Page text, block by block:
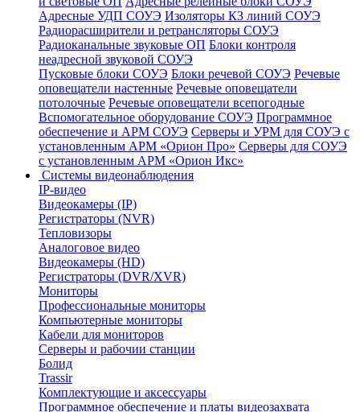
Адресные УДП СОУЭ Изоляторы КЗ линий СОУЭ
Радиорасширители и ретрансляторы СОУЭ
Радиоканальные звуковые ОП Блоки контроля
неадресной звуковой СОУЭ
Пусковые блоки СОУЭ Блоки речевой СОУЭ Речевые
оповещатели настенные Речевые оповещатели
потолочные Речевые оповещатели всепогодные
Вспомогательное оборудование СОУЭ Программное
обеспечение и АРМ СОУЭ Серверы и УРМ для СОУЭ с
установленным АРМ «Орион Про» Серверы для СОУЭ
с установленным АРМ «Орион Икс»
Системы видеонаблюдения
IP-видео
Видеокамеры (IP)
Регистраторы (NVR)
Тепловизоры
Аналоговое видео
Видеокамеры (HD)
Регистраторы (DVR/XVR)
Мониторы
Профессиональные мониторы
Компьютерные мониторы
Кабели для мониторов
Серверы и рабочии станции
Болид
Trassir
Комплектующие и аксессуары
Программное обеспечение и платы видеозахвата